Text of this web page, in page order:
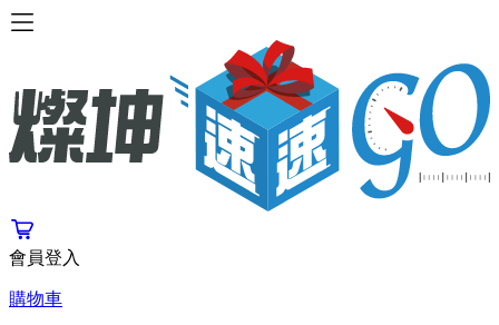
會員登入
購物車